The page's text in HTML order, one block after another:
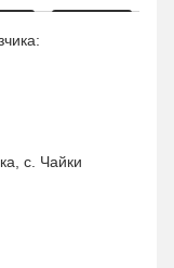
с. Чайки